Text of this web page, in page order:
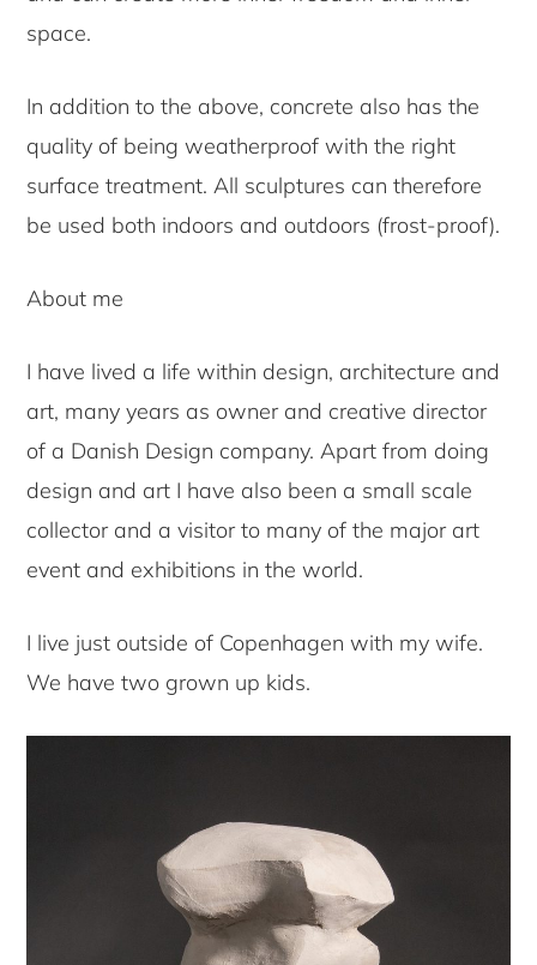
space.
In addition to the above, concrete also has the
quality of being weatherproof with the right
surface treatment. All sculptures can therefore
be used both indoors and outdoors (frost-proof).
About me
I have lived a life within design, architecture and
art, many years as owner and creative director
of a Danish Design company. Apart from doing
design and art I have also been a small scale
collector and a visitor to many of the major art
event and exhibitions in the world.
I live just outside of Copenhagen with my wife.
We have two grown up kids.